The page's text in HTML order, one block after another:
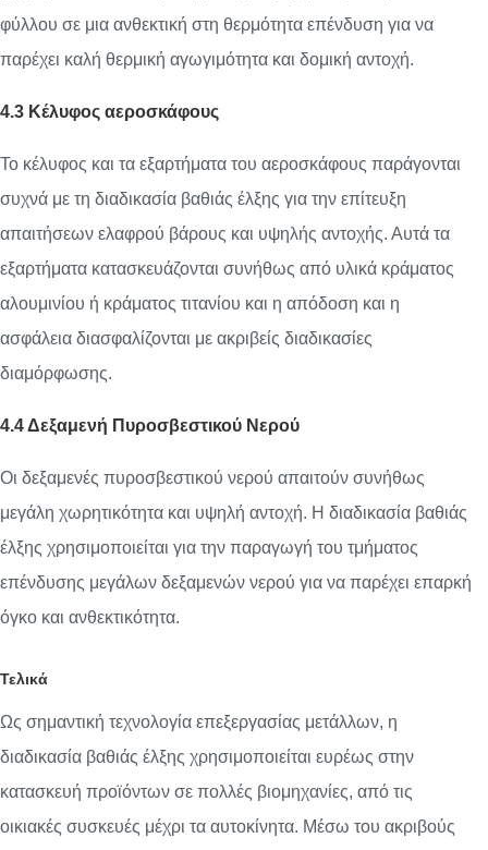
φύλλου σε μια ανθεκτική στη θερμότητα επένδυση για να
παρέχει καλή θερμική αγωγιμότητα και δομική αντοχή.
4.3 Κέλυφος αεροσκάφους
Το κέλυφος και τα εξαρτήματα του αεροσκάφους παράγονται
συχνά με τη διαδικασία βαθιάς έλξης για την επίτευξη
απαιτήσεων ελαφρού βάρους και υψηλής αντοχής. Αυτά τα
εξαρτήματα κατασκευάζονται συνήθως από υλικά κράματος
αλουμινίου ή κράματος τιτανίου και η απόδοση και η
ασφάλεια διασφαλίζονται με ακριβείς διαδικασίες
διαμόρφωσης.
4.4 Δεξαμενή Πυροσβεστικού Νερού
Οι δεξαμενές πυροσβεστικού νερού απαιτούν συνήθως
μεγάλη χωρητικότητα και υψηλή αντοχή. Η διαδικασία βαθιάς
έλξης χρησιμοποιείται για την παραγωγή του τμήματος
επένδυσης μεγάλων δεξαμενών νερού για να παρέχει επαρκή
όγκο και ανθεκτικότητα.
Τελικά
Ως σημαντική τεχνολογία επεξεργασίας μετάλλων, η
διαδικασία βαθιάς έλξης χρησιμοποιείται ευρέως στην
κατασκευή προϊόντων σε πολλές βιομηχανίες, από τις
οικιακές συσκευές μέχρι τα αυτοκίνητα. Μέσω του ακριβούς